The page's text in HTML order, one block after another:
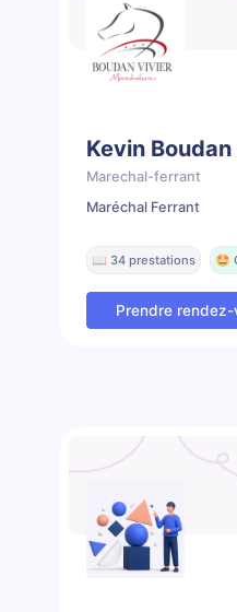
Kevin
Marechal-ferrant
Maréchal Ferrant
📖 34 prestations 🤩
Prendre rendez-